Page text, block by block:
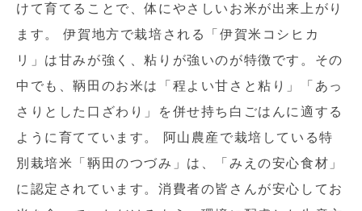
けて育てることで、体にやさしいお米が出来上がり
ます。 伊賀地方で栽培される「伊賀米コシヒカ
リ」は甘みが強く、粘りが強いのが特徴です。その
中でも、鞆田のお米は「程よい甘さと粘り」「あっ
さりとした口ざわり」を併せ持ち白ごはんに適する
ように育てています。 阿山農産で栽培している特
別栽培米「鞆田のつづみ」は、「みえの安心食材」
に認定されています。消費者の皆さんが安心してお